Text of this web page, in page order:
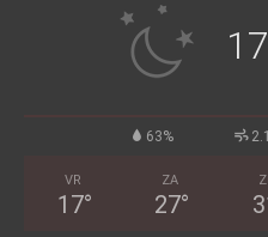
63%
VR
17°
ZA
27°